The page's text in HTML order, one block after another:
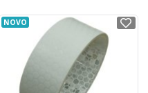
NOVO